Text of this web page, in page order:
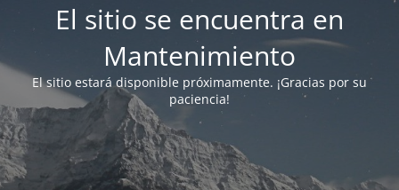
El sitio se encuentra en
Mantenimiento
El sitio estará disponible próximamente. ¡Gracias por su
paciencia!